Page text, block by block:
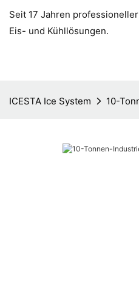
Seit 17 Jahren
Eis- und Kühllösungen.
ICESTA Ice System 10-